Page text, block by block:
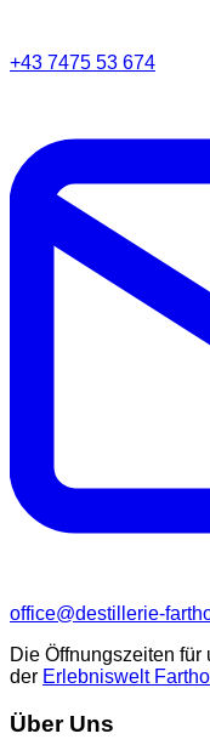
+43 7475 53 674
office@destillerie-
Die Öffnungszeiten
der Erlebniswelt
Über Uns